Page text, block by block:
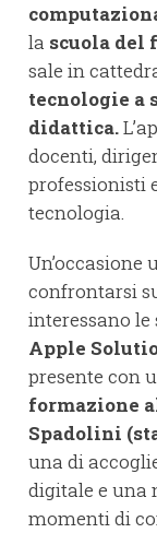
la scuola del
sale in
tecnologie a
didattica.
docenti,
professionisti
tecnologia.
Un’occasione
confrontarsi
interessano le
Apple
presente con
formazione
Spadolini
una di
digitale e una
momenti di